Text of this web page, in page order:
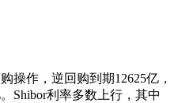
操作，逆回购到期12625亿，
Shibor利率多数上行，其中